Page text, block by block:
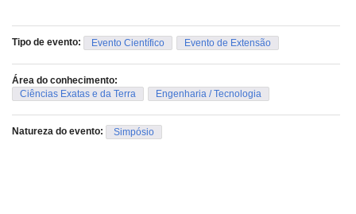
Simone Braga
Comissão científica
Josiane de Souza Calisto
Lorrany Marins Mota
Tipo de evento: Evento Científico Evento de Extensão
Área do conhecimento:
Ciências Exatas e da Terra
Engenharia / Tecnologia
Natureza do evento: Simpósio